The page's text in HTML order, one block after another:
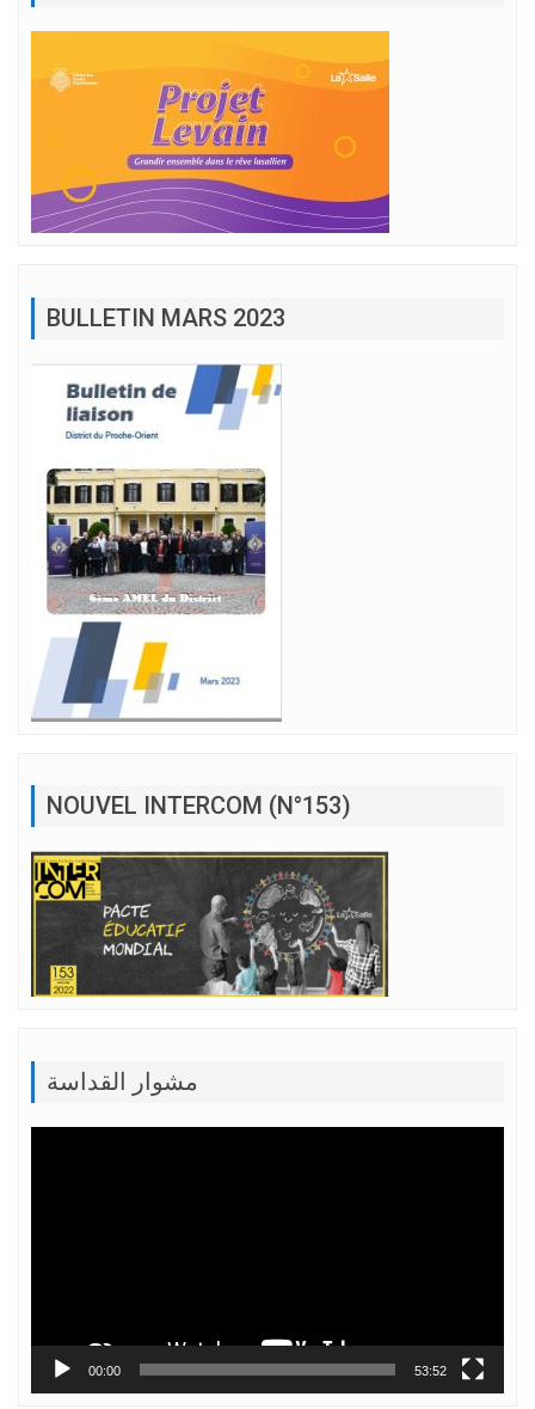
BULLETIN MARS 2023
NOUVEL INTERCOM (N°153)
مشوار القداسة
00:00 53:52